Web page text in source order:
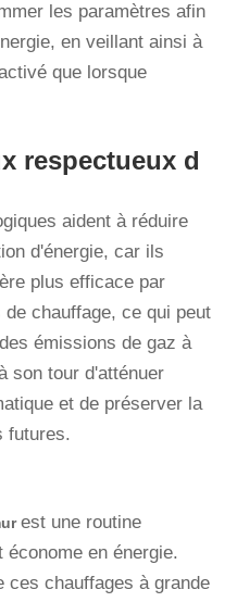
les paramètres afin
en veillant ainsi à
que lorsque
respectueux d
aident à réduire
d'énergie, car ils
plus efficace par
chauffage, ce qui peut
émissions de gaz à
son tour d'atténuer
et de préserver la
futures.
est une routine
en énergie.
ces chauffages à grande